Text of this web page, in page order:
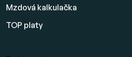
Mzdová kalkulačka
TOP platy